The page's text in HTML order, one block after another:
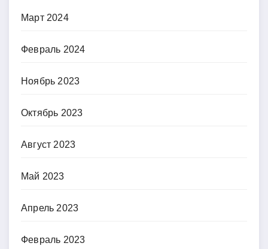
Март 2024
Февраль 2024
Ноябрь 2023
Октябрь 2023
Август 2023
Май 2023
Апрель 2023
Февраль 2023